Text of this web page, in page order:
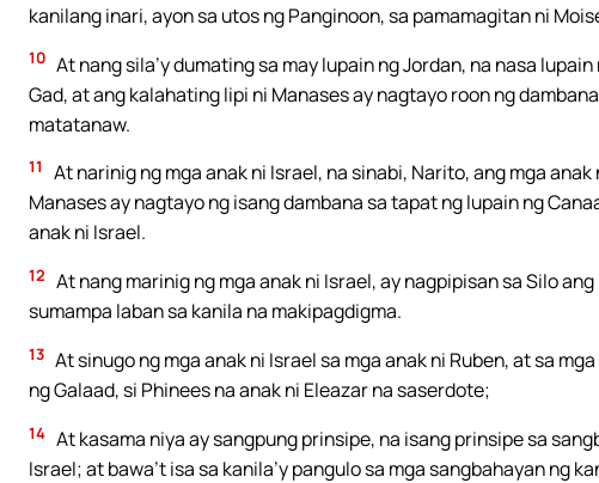
kanilang inari, ayon sa utos ng Panginoon, sa pamamagitan ni
10 At nang sila’y dumating sa may lupain ng Jordan, na nasa
Gad, at ang kalahating lipi ni Manases ay nagtayo roon ng
matatanaw.
11
At narinig ng mga anak ni Israel, na sinabi, Narito, ang mga
Manases ay nagtayo ng isang dambana sa tapat ng lupain ng
anak ni Israel.
12 At nang marinig ng mga anak ni Israel, ay nagpipisan sa Silo
sumampa laban sa kanila na makipagdigma.
13 At sinugo ng mga anak ni Israel sa mga anak ni Ruben, at sa
ng Galaad, si Phinees na anak ni Eleazar na saserdote;
14 At kasama niya ay sangpung prinsipe, na isang prinsipe sa
Israel; at bawa’t isa sa kanila’y pangulo sa mga sangbahayan ng